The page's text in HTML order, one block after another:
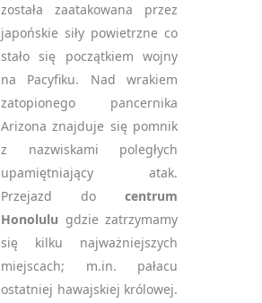
została zaatakowana przez
japońskie siły powietrzne co
stało się początkiem wojny
na Pacyfiku. Nad wrakiem
zatopionego pancernika
Arizona znajduje się pomnik
z nazwiskami poległych
upamiętniający atak.
Przejazd do centrum
Honolulu gdzie zatrzymamy
się kilku najważniejszych
miejscach; m.in. pałacu
ostatniej hawajskiej królowej.